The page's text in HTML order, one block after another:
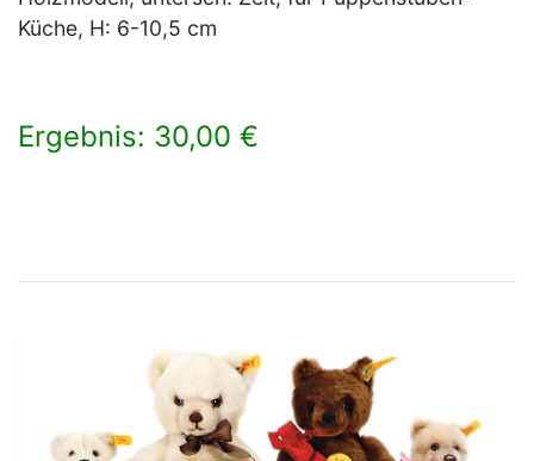
Küche, H: 6-10,5 cm
Ergebnis: 30,00 €